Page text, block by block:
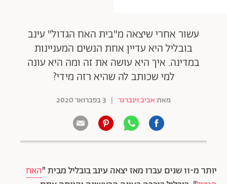
עשור אחרי שיצאה מ"בית האח הגדול" עינב
בובליל היא עדיין אחת הנשים המעניינות
במדינה. איך היא עושה את זה ומה היא עונה
למי שכותב לה שהיא רזה מידי?
מאתאביב וינברגר | 3 בפברואר 2020
יותר מ-11 שנים עברו מאז יצאה עינב בובליל מבית "
האח